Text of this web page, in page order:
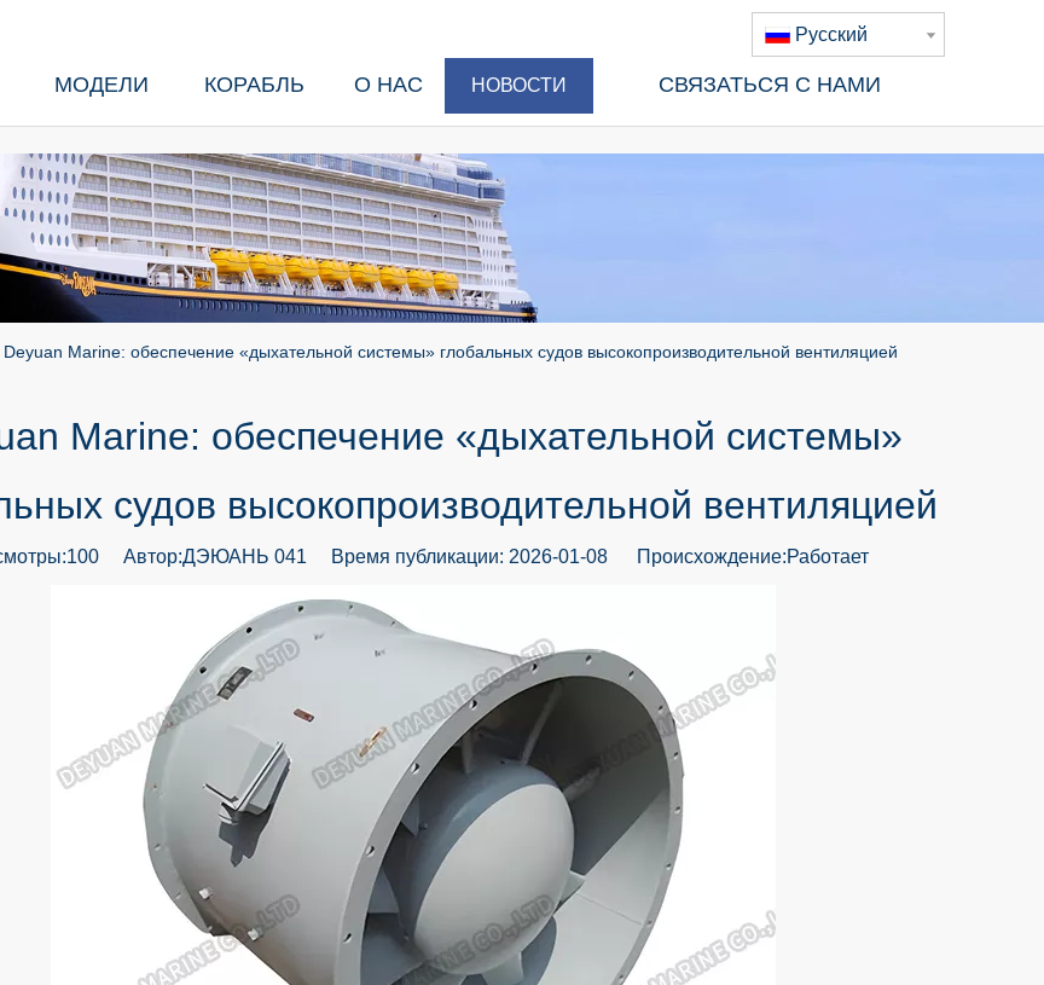
Pусский
МОДЕЛИ КОРАБЛЬ О НАС НОВОСТИ СВЯЗАТЬСЯ С НАМИ
Deyuan Marine: обеспечение «дыхательной системы» глобальных судов высокопроизводительной вентиляцией
Marine: обеспечение «дыхательной системы»
судов высокопроизводительной вентиляцией
100 Автор:ДЭЮАНЬ 041 Время публикации: 2026-01-08 Происхождение:Работает